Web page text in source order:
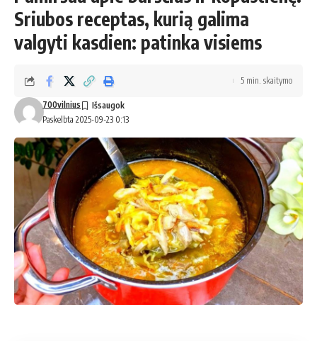
Sriubos receptas, kurią galima
valgyti kasdien: patinka visiems
Paskelbta 2025-09-23 0:13
700vilnius
5 min. skaitymo